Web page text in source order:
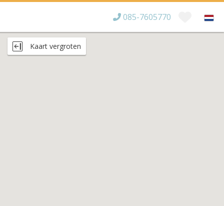
085-7605770
Bereikbaar tot
Kaart vergroten